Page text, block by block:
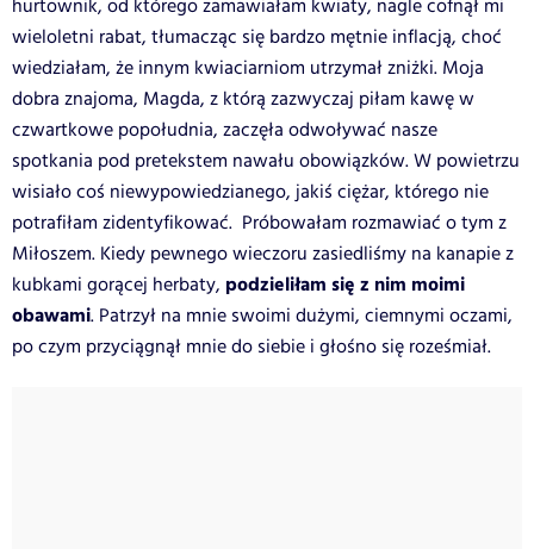
hurtownik, od którego zamawiałam kwiaty, nagle cofnął mi
wieloletni rabat, tłumacząc się bardzo mętnie inflacją, choć
wiedziałam, że innym kwiaciarniom utrzymał zniżki. Moja
dobra znajoma, Magda, z którą zazwyczaj piłam kawę w
czwartkowe popołudnia, zaczęła odwoływać nasze
spotkania pod pretekstem nawału obowiązków. W powietrzu
wisiało coś niewypowiedzianego, jakiś ciężar, którego nie
potrafiłam zidentyfikować. Próbowałam rozmawiać o tym z
Miłoszem. Kiedy pewnego wieczoru zasiedliśmy na kanapie z
kubkami gorącej herbaty, podzieliłam się z nim moimi
obawami. Patrzył na mnie swoimi dużymi, ciemnymi oczami,
po czym przyciągnął mnie do siebie i głośno się roześmiał.